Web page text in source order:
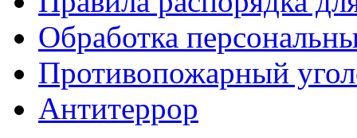
Обработка
Противопожарный
Антитеррор